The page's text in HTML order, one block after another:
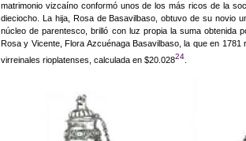
matrimonio vizcaíno conformó unos de los más ricos de la
dieciocho. La hija, Rosa de Basavilbaso, obtuvo de su novio
núcleo de parentesco, brilló con luz propia la suma obtenida
Rosa y Vicente, Flora Azcuénaga Basavilbaso, la que en 1781
virreinales rioplatenses, calculada en $20.02824